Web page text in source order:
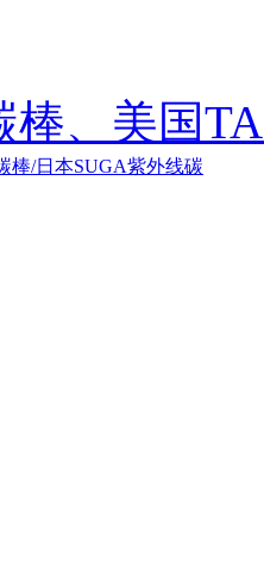
棒、美国
棒/日本SUGA紫外线碳